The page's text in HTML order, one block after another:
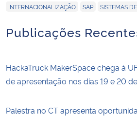
INTERNACIONALIZAÇÃO SAP SISTEMAS
Publicações
HackaTruck MakerSpace chega à
de apresentação nos dias 19 e 20
Palestra no CT apresenta